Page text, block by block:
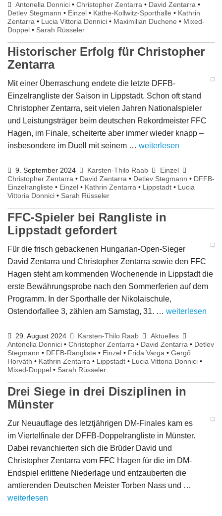
Antonella Donnici •Christopher Zentarra • David Zentarra •
Detlev Stegmann • Einzel • Käthe-Kollwitz-Sporthalle • Kathrin
Zentarra • Lucia Vittoria Donnici • Maximilian Duchene • Mixed-
Doppel • Sarah Rüsseler
Historischer Erfolg für Christopher
Zentarra
Mit einer Überraschung endete die letzte DFFB-
Einzelrangliste der Saison in Lippstadt. Schon oft stand
Christopher Zentarra, seit vielen Jahren Nationalspieler
und Leistungsträger beim deutschen Rekordmeister FFC
Hagen, im Finale, scheiterte aber immer wieder knapp –
insbesondere im Duell mit seinem … weiterlesen
9. September 2024 Karsten-Thilo Raab
Einzel
Christopher Zentarra • David Zentarra • Detlev Stegmann • DFFB-
Einzelrangliste • Einzel • Kathrin Zentarra • Lippstadt • Lucia
Vittoria Donnici • Sarah Rüsseler
FFC-Spieler bei Rangliste in
Lippstadt gefordert
Für die frisch gebackenen Hungarian-Open-Sieger
David Zentarra und Christopher Zentarra sowie den FFC
Hagen steht am kommenden Wochenende in Lippstadt die
erste Bewährungsprobe nach den Sommerferien auf dem
Programm. In der Sporthalle der Nikolaischule,
Ostendorfallee 3, zählen am Samstag, 31. … weiterlesen
29. August 2024 Karsten-Thilo Raab
Aktuelles
Antonella Donnici • Christopher Zentarra • David Zentarra • Detlev
Stegmann • DFFB-Rangliste • Einzel • Frida Varga • Gergő
Horváth • Kathrin Zentarra • Lippstadt • Lucia Vittoria Donnici •
Mixed-Doppel • Sarah Rüsseler
Drei Siege in drei Disziplinen in
Münster
Zur Neuauflage des letztjährigen DM-Finales kam es
im Viertelfinale der DFFB-Doppelrangliste in Münster.
Dabei revanchierten sich die Brüder David und
Christopher Zentarra vom FFC Hagen für die im DM-
Endspiel erlittene Niederlage und entzauberten die
amtierenden Deutschen Meister Torben Nass und …
weiterlesen